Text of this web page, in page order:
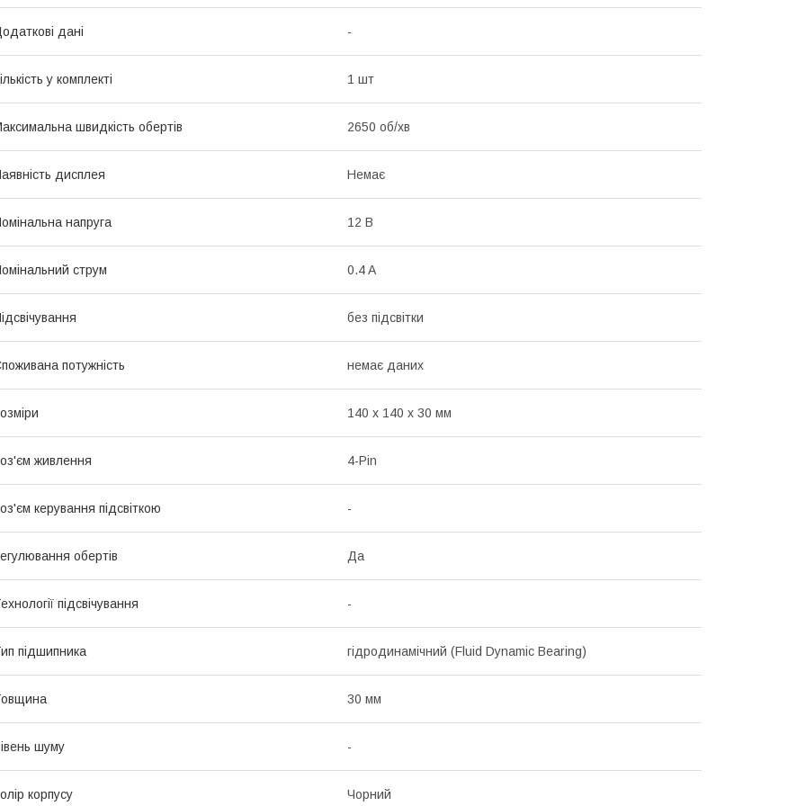
дані -
у комплекті 1 шт
швидкість обертів 2650 об/хв
дисплея Немає
напруга 12 В
струм 0.4 A
без підсвітки
потужність немає даних
140 х 140 х 30 мм
живлення 4-Pin
керування підсвіткою -
обертів Да
підсвічування -
підшипника гідродинамічний (Fluid Dynamic Bearing)
30 мм
шуму -
корпусу Чорний